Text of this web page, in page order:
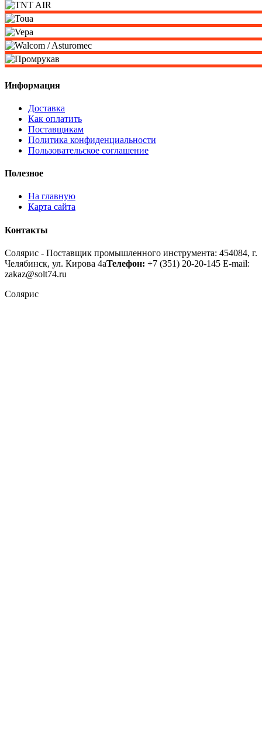
Информация
Доставка
Как оплатить
Поставщикам
Политика конфиденциальности
Пользовательское соглашение
Полезное
На главную
Карта сайта
Контакты
Солярис - Поставщик промышленного инструмента: 454084, г.
Челябинск, ул. Кирова 4аТелефон: +7 (351) 20-20-145 E-mail:
zakaz@solt74.ru
Солярис